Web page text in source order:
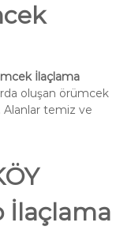
İlaçlama
oluşan örümcek
Alanlar temiz ve
İlaçlama